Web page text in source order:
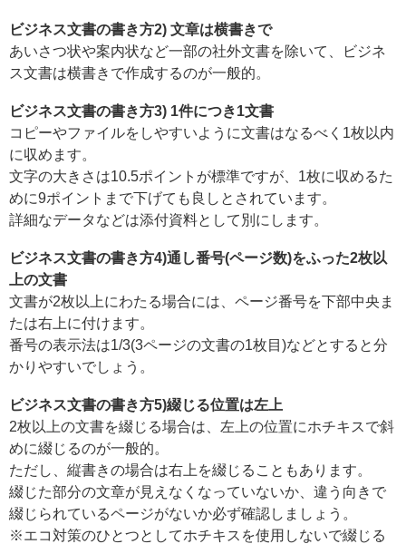
ビジネス文書の書き方2) 文章は横書きで
あいさつ状や案内状など一部の社外文書を除いて、ビジネ
ス文書は横書きで作成するのが一般的。
ビジネス文書の書き方3) 1件につき1文書
コピーやファイルをしやすいように文書はなるべく1枚以内
に収めます。
文字の大きさは10.5ポイントが標準ですが、1枚に収めるた
めに9ポイントまで下げても良しとされています。
詳細なデータなどは添付資料として別にします。
ビジネス文書の書き方4)通し番号(ページ数)をふった2枚以
上の文書
文書が2枚以上にわたる場合には、ページ番号を下部中央ま
たは右上に付けます。
番号の表示法は1/3(3ページの文書の1枚目)などとすると分
かりやすいでしょう。
ビジネス文書の書き方5)綴じる位置は左上
2枚以上の文書を綴じる場合は、左上の位置にホチキスで斜
めに綴じるのが一般的。
ただし、縦書きの場合は右上を綴じることもあります。
綴じた部分の文章が見えなくなっていないか、違う向きで
綴じられているページがないか必ず確認しましょう。
※エコ対策のひとつとしてホチキスを使用しないで綴じる